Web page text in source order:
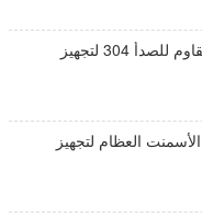
طاحونة عظمية من الفولاذ المقاوم للصدأ 304 لتجهيز
الأسمنت العظام لتجهيز